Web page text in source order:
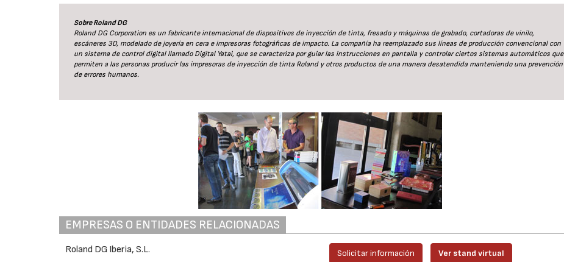
Sobre Roland DG
Roland DG Corporation es un fabricante internacional de dispositivos de inyección de tinta, fresado y máquinas de grabado, cortadoras de vinilo,
escáneres 3D, modelado de joyería en cera e impresoras fotográficas de impacto. La compañía ha reemplazado sus líneas de producción convencional con
un sistema de control digital llamado Digital Yatai, que se caracteriza por guiar las instrucciones en pantalla y controlar ciertos sistemas automáticos que
permiten a las personas producir las impresoras de inyección de tinta Roland y otros productos de una manera desatendida manteniendo una prevención
de errores humanos.
EMPRESAS O ENTIDADES RELACIONADAS
Roland DG Iberia, S.L. Solicitar información Ver stand virtual
22/07/2026